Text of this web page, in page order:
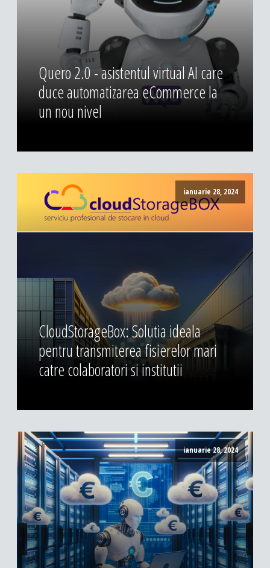
Quero 2.0 - asistentul virtual AI care
duce automatizarea eCommerce la
un nou nivel
ianuarie 28, 2024
CloudStorageBox: Solutia ideala
pentru transmiterea fisierelor mari
catre colaboratori si institutii
ianuarie 28, 2024